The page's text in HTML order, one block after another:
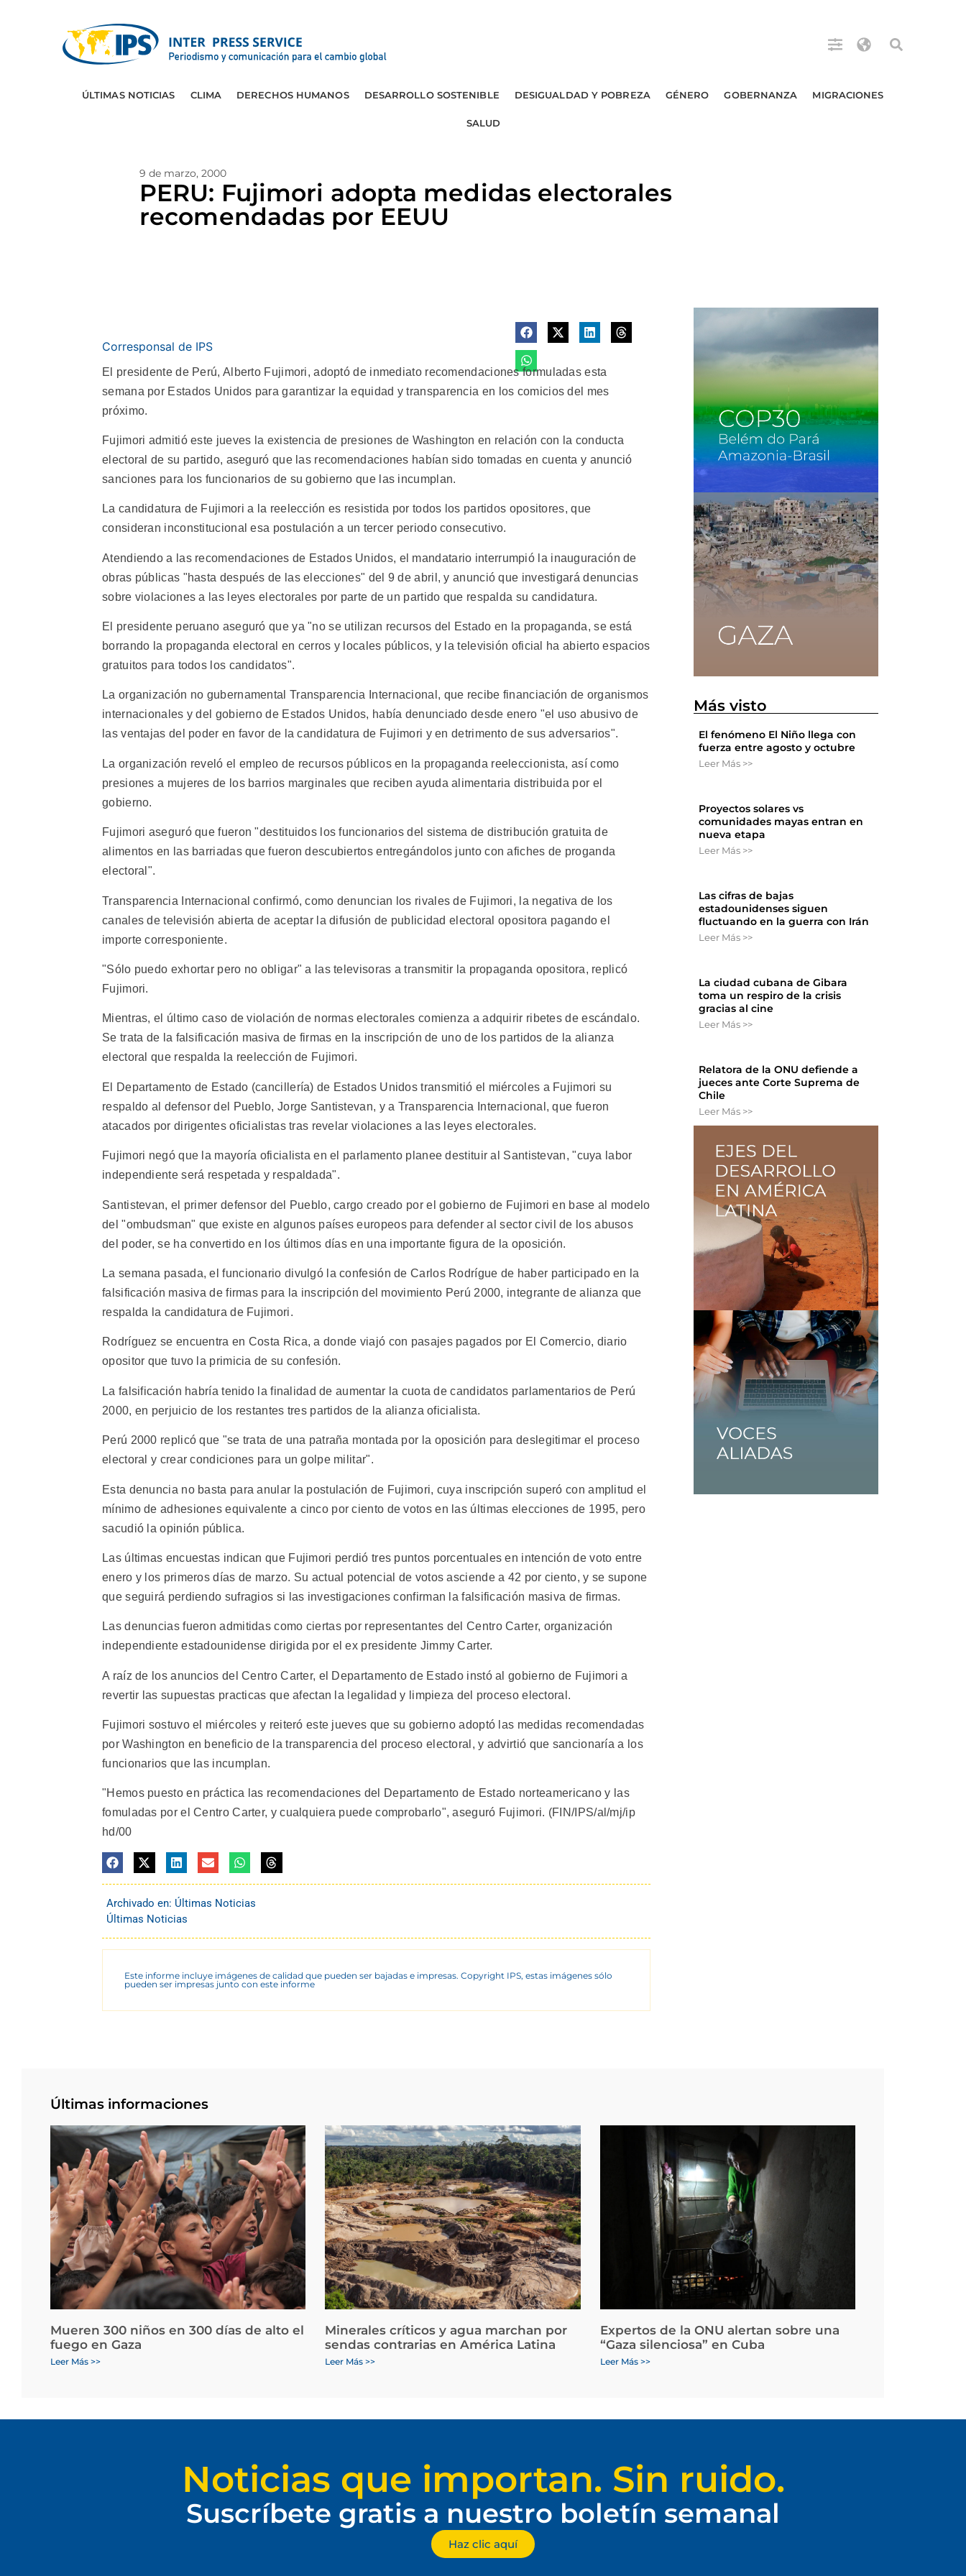
ÚLTIMAS NOTICIAS CLIMA DERECHOS HUMANOS DESARROLLO SOSTENIBLE DESIGUALDAD Y POBREZA GÉNERO GOBERNANZA MIGRACIONES
SALUD
9 de marzo, 2000
PERU: Fujimori adopta medidas electorales
recomendadas por EEUU
Corresponsal de IPS
El presidente de Perú, Alberto Fujimori, adoptó de inmediato recomendaciones formuladas esta
semana por Estados Unidos para garantizar la equidad y transparencia en los comicios del mes
próximo.
Fujimori admitió este jueves la existencia de presiones de Washington en relación con la conducta
electoral de su partido, aseguró que las recomendaciones habían sido tomadas en cuenta y anunció
sanciones para los funcionarios de su gobierno que las incumplan.
La candidatura de Fujimori a la reelección es resistida por todos los partidos opositores, que
consideran inconstitucional esa postulación a un tercer periodo consecutivo.
Atendiendo a las recomendaciones de Estados Unidos, el mandatario interrumpió la inauguración de
obras públicas "hasta después de las elecciones" del 9 de abril, y anunció que investigará denuncias
sobre violaciones a las leyes electorales por parte de un partido que respalda su candidatura.
El presidente peruano aseguró que ya "no se utilizan recursos del Estado en la propaganda, se está
borrando la propaganda electoral en cerros y locales públicos, y la televisión oficial ha abierto espacios
gratuitos para todos los candidatos".
La organización no gubernamental Transparencia Internacional, que recibe financiación de organismos
internacionales y del gobierno de Estados Unidos, había denunciado desde enero "el uso abusivo de
las ventajas del poder en favor de la candidatura de Fujimori y en detrimento de sus adversarios".
La organización reveló el empleo de recursos públicos en la propaganda reeleccionista, así como
presiones a mujeres de los barrios marginales que reciben ayuda alimentaria distribuida por el
gobierno.
Fujimori aseguró que fueron "destituidos los funcionarios del sistema de distribución gratuita de
alimentos en las barriadas que fueron descubiertos entregándolos junto con afiches de proganda
electoral".
Transparencia Internacional confirmó, como denuncian los rivales de Fujimori, la negativa de los
canales de televisión abierta de aceptar la difusión de publicidad electoral opositora pagando el
importe corresponiente.
"Sólo puedo exhortar pero no obligar" a las televisoras a transmitir la propaganda opositora, replicó
Fujimori.
Mientras, el último caso de violación de normas electorales comienza a adquirir ribetes de escándalo.
Se trata de la falsificación masiva de firmas en la inscripción de uno de los partidos de la alianza
electoral que respalda la reelección de Fujimori.
El Departamento de Estado (cancillería) de Estados Unidos transmitió el miércoles a Fujimori su
respaldo al defensor del Pueblo, Jorge Santistevan, y a Transparencia Internacional, que fueron
atacados por dirigentes oficialistas tras revelar violaciones a las leyes electorales.
Fujimori negó que la mayoría oficialista en el parlamento planee destituir al Santistevan, "cuya labor
independiente será respetada y respaldada".
Santistevan, el primer defensor del Pueblo, cargo creado por el gobierno de Fujimori en base al modelo
del "ombudsman" que existe en algunos países europeos para defender al sector civil de los abusos
del poder, se ha convertido en los últimos días en una importante figura de la oposición.
La semana pasada, el funcionario divulgó la confesión de Carlos Rodrígue de haber participado en la
falsificación masiva de firmas para la inscripción del movimiento Perú 2000, integrante de alianza que
respalda la candidatura de Fujimori.
Rodríguez se encuentra en Costa Rica, a donde viajó con pasajes pagados por El Comercio, diario
opositor que tuvo la primicia de su confesión.
La falsificación habría tenido la finalidad de aumentar la cuota de candidatos parlamentarios de Perú
2000, en perjuicio de los restantes tres partidos de la alianza oficialista.
Perú 2000 replicó que "se trata de una patraña montada por la oposición para deslegitimar el proceso
electoral y crear condiciones para un golpe militar".
Esta denuncia no basta para anular la postulación de Fujimori, cuya inscripción superó con amplitud el
mínimo de adhesiones equivalente a cinco por ciento de votos en las últimas elecciones de 1995, pero
sacudió la opinión pública.
Las últimas encuestas indican que Fujimori perdió tres puntos porcentuales en intención de voto entre
enero y los primeros días de marzo. Su actual potencial de votos asciende a 42 por ciento, y se supone
que seguirá perdiendo sufragios si las investigaciones confirman la falsificación masiva de firmas.
Las denuncias fueron admitidas como ciertas por representantes del Centro Carter, organización
independiente estadounidense dirigida por el ex presidente Jimmy Carter.
A raíz de los anuncios del Centro Carter, el Departamento de Estado instó al gobierno de Fujimori a
revertir las supuestas practicas que afectan la legalidad y limpieza del proceso electoral.
Fujimori sostuvo el miércoles y reiteró este jueves que su gobierno adoptó las medidas recomendadas
por Washington en beneficio de la transparencia del proceso electoral, y advirtió que sancionaría a los
funcionarios que las incumplan.
"Hemos puesto en práctica las recomendaciones del Departamento de Estado norteamericano y las
fomuladas por el Centro Carter, y cualquiera puede comprobarlo", aseguró Fujimori. (FIN/IPS/al/mj/ip
hd/00
Archivado en: Últimas Noticias
Últimas Noticias
Este informe incluye imágenes de calidad que pueden ser bajadas e impresas. Copyright IPS, estas imágenes sólo
pueden ser impresas junto con este informe
Más visto
El fenómeno El Niño llega con
fuerza entre agosto y octubre
Leer Más >>
Proyectos solares vs
comunidades mayas entran en
nueva etapa
Leer Más >>
Las cifras de bajas
estadounidenses siguen
fluctuando en la guerra con Irán
Leer Más >>
La ciudad cubana de Gibara
toma un respiro de la crisis
gracias al cine
Leer Más >>
Relatora de la ONU defiende a
jueces ante Corte Suprema de
Chile
Leer Más >>
Últimas informaciones
Mueren 300 niños en 300 días de alto el
fuego en Gaza
Leer Más >>
Minerales críticos y agua marchan por
sendas contrarias en América Latina
Leer Más >>
Expertos de la ONU alertan sobre una
“Gaza silenciosa” en Cuba
Leer Más >>
Noticias que importan. Sin ruido.
Suscríbete gratis a nuestro boletín semanal
Haz clic aquí